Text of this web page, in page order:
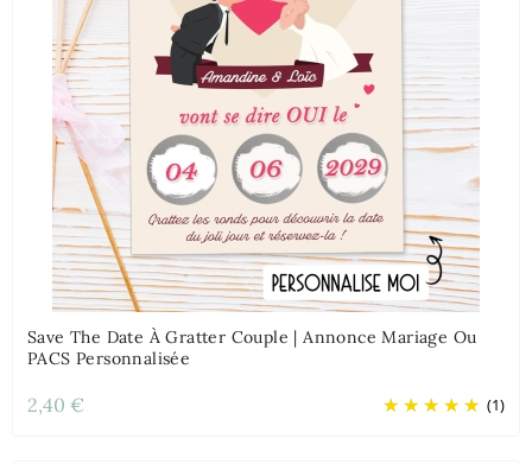
Save The Date À Gratter Couple | Annonce Mariage Ou
PACS Personnalisée
(1)
2,40 €